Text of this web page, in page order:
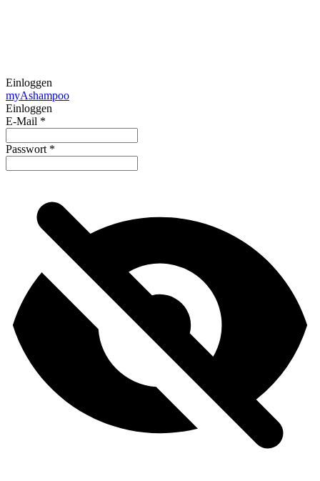
Einloggen
myAshampoo
Einloggen
E-Mail *
Passwort *